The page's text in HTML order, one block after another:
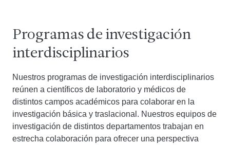
Programas de investigación
interdisciplinarios
Nuestros programas de investigación interdisciplinarios
reúnen a científicos de laboratorio y médicos de
distintos campos académicos para colaborar en la
investigación básica y traslacional. Nuestros equipos de
investigación de distintos departamentos trabajan en
estrecha colaboración para ofrecer una perspectiva